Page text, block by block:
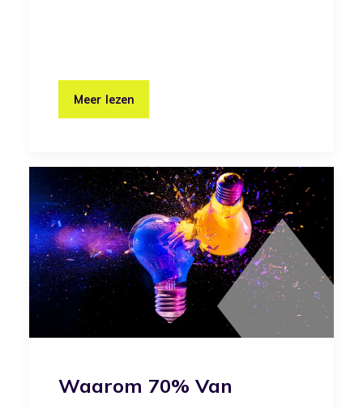
Meer lezen
Waarom 70% Van